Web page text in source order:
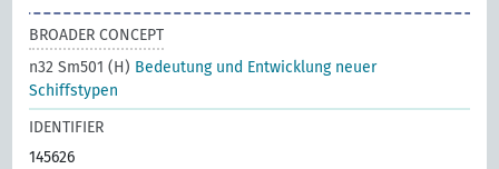
BROADER CONCEPT
n32 Sm501 (H) Bedeutung und Entwicklung neuer
Schiffstypen
IDENTIFIER
145626